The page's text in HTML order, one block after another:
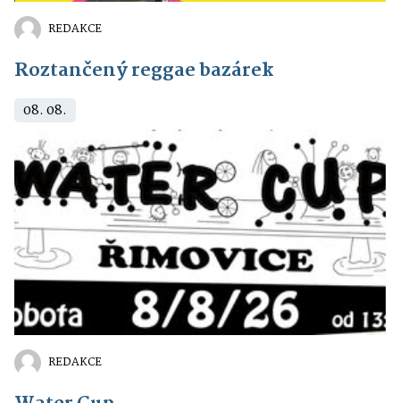
REDAKCE
Roztančený reggae bazárek
08. 08.
REDAKCE